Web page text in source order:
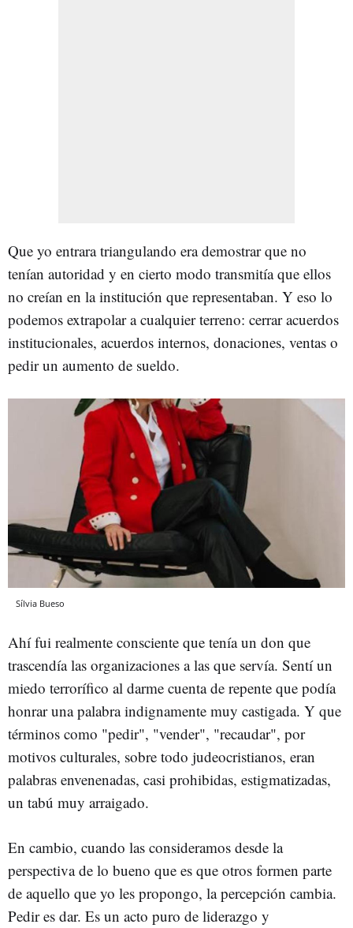
Que yo entrara triangulando era demostrar que no
tenían autoridad y en cierto modo transmitía que ellos
no creían en la institución que representaban. Y eso lo
podemos extrapolar a cualquier terreno: cerrar acuerdos
institucionales, acuerdos internos, donaciones, ventas o
pedir un aumento de sueldo.
Sílvia Bueso
Ahí fui realmente consciente que tenía un don que
trascendía las organizaciones a las que servía. Sentí un
miedo terrorífico al darme cuenta de repente que podía
honrar una palabra indignamente muy castigada. Y que
términos como "pedir", "vender", "recaudar", por
motivos culturales, sobre todo judeocristianos, eran
palabras envenenadas, casi prohibidas, estigmatizadas,
un tabú muy arraigado.
En cambio, cuando las consideramos desde la
perspectiva de lo bueno que es que otros formen parte
de aquello que yo les propongo, la percepción cambia.
Pedir es dar. Es un acto puro de liderazgo y